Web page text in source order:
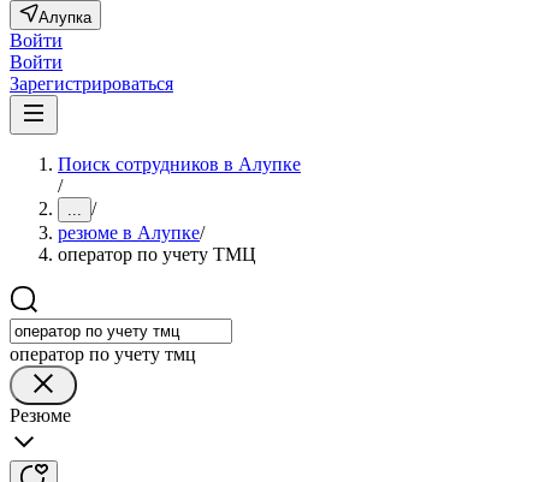
Алупка
Войти
Войти
Зарегистрироваться
Поиск сотрудников в Алупке
/
... /
резюме в Алупке/
оператор по учету ТМЦ
оператор по учету тмц
Резюме